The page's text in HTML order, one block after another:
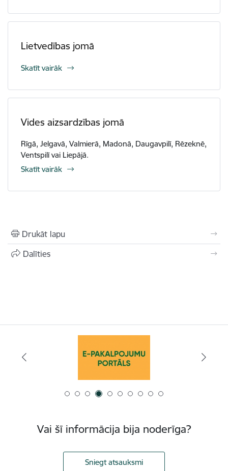
Lietvedības jomā
Skatīt vairāk
Vides aizsardzības jomā
Rīgā, Jelgavā, Valmierā, Madonā, Daugavpilī, Rēzeknē,
Ventspilī vai Liepājā.
Skatīt vairāk
Drukāt lapu
Dalīties
Vai šī informācija bija noderīga?
Sniegt atsauksmi